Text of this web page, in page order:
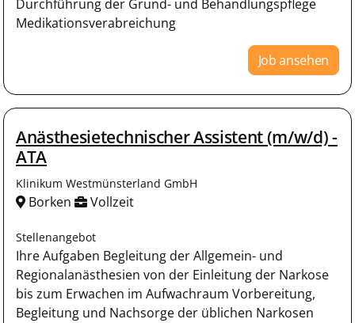
Durchführung der Grund- und Behandlungspflege
Medikationsverabreichung
Job ansehen
Anästhesietechnischer Assistent (m/w/d) -
ATA
Klinikum Westmünsterland GmbH
Borken Vollzeit
Stellenangebot
Ihre Aufgaben Begleitung der Allgemein- und
Regionalanästhesien von der Einleitung der Narkose
bis zum Erwachen im Aufwachraum Vorbereitung,
Begleitung und Nachsorge der üblichen Narkosen